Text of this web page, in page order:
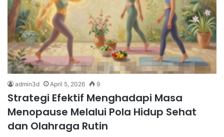
admin3d April 5, 2026 9
Strategi Efektif Menghadapi Masa
Menopause Melalui Pola Hidup Sehat
dan Olahraga Rutin